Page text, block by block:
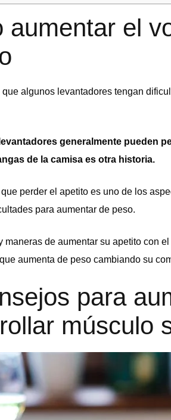
aumentar el
que algunos levantadores tengan
generalmente pueden
de la camisa es otra historia.
perder el apetito es uno de los
para aumentar de peso.
maneras de aumentar su apetito con
aumenta de peso cambiando su
para
músculo